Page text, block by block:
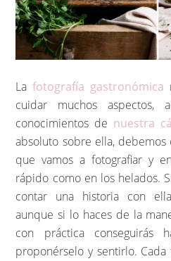
Lafotografía gastronómica
cuidar muchos aspectos,
conocimientos de nuestra
absoluto sobre ella,
que vamos a fotografiar y
rápido como en los helados.
contar una historia con
aunque si lo haces de la
con práctica conseguirás
proponérselo y sentirlo.